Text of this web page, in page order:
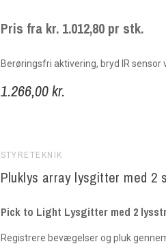
1.266,00 kr.
Pris fra kr. 1.012,80 pr stk.
Berøringsfri aktivering, bryd IR sensor
STYRETEKNIK
Pluklys array lysgitter med 2
Pick to Light Lysgitter med 2
Registrere bevægelser og pluk